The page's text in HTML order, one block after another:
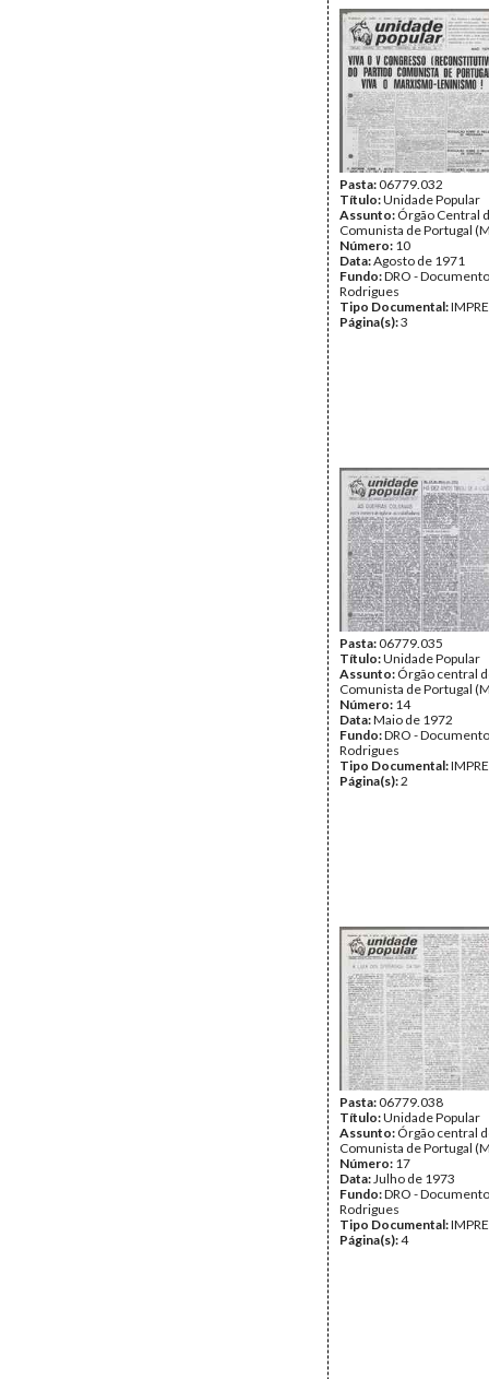
Pasta:06779.032
Título:Unidade Popular
Assunto: Órgão Central
Comunista de Portugal
Número: 10
Data:Agosto de 1971
Fundo:DRO -
Rodrigues
Tipo Documental:
Página(s):3
Pasta:06779.035
Título:Unidade Popular
Assunto: Órgão central
Comunista de Portugal
Número: 14
Data:Maio de 1972
Fundo:DRO -
Rodrigues
Tipo Documental:
Página(s):2
Pasta:06779.038
Título:Unidade Popular
Assunto: Órgão central
Comunista de Portugal
Número: 17
Data:Julho de 1973
Fundo:DRO -
Rodrigues
Tipo Documental:
Página(s):4